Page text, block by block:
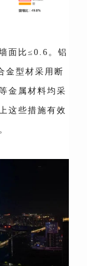
面比≤0.6。铝
金型材采用断
金属材料均采
这些措施有效